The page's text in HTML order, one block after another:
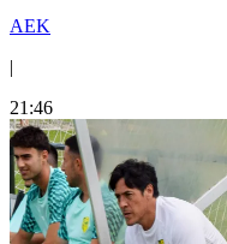
ΑΕΚ
|
21:46